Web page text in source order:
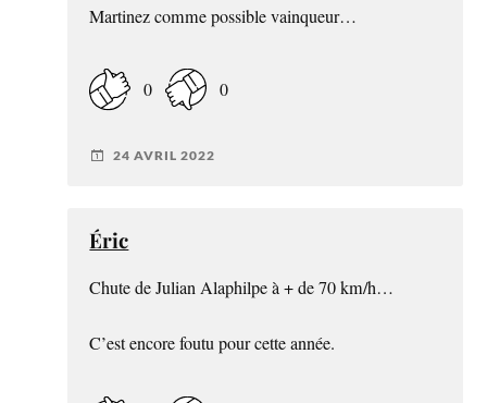
Martinez comme possible vainqueur…
0 0
24 AVRIL 2022
Éric
Chute de Julian Alaphilpe à + de 70 km/h…
C’est encore foutu pour cette année.